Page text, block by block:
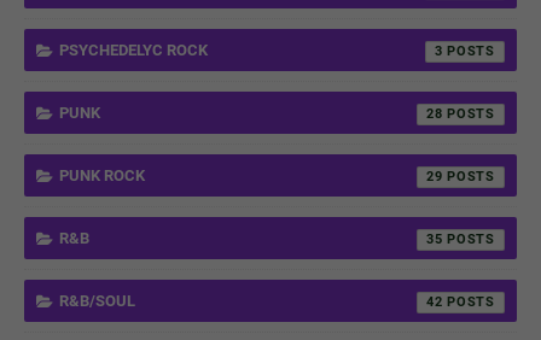
PSYCHEDELYC ROCK 3
PUNK 28
PUNK ROCK 29
R&B 35
R&B/SOUL 42